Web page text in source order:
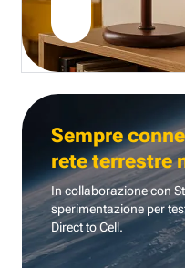
Sempre
rete terrestre
In collaborazione con
sperimentazione per
Direct to Cell.